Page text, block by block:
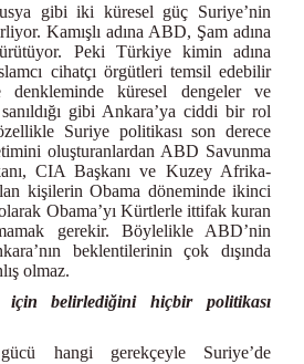
gibi iki küresel güç Suriye’nin
Kamışlı adına ABD, Şam adına
Peki Türkiye kimin adına
cihatçı örgütleri temsil edebilir
denkleminde küresel dengeler ve
gibi Ankara’ya ciddi bir rol
Suriye politikası son derece
oluşturanlardan ABD Savunma
CIA Başkanı ve Kuzey Afrika-
kişilerin Obama döneminde ikinci
Obama’yı Kürtlerle ittifak kuran
gerekir. Böylelikle ABD’nin
beklentilerinin çok dışında
olmaz.
için belirlediğini hiçbir politikası
hangi gerekçeyle Suriye’de